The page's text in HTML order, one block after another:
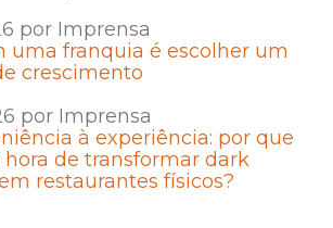
por Imprensa
uma franquia é escolher um
crescimento
por Imprensa
à experiência: por que
de transformar dark
restaurantes físicos?